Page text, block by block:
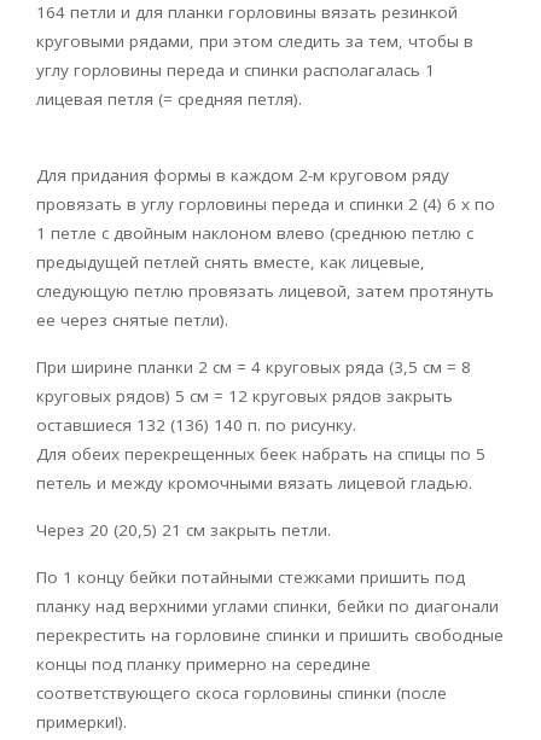
164 петли и для планки горловины вязать резинкой
круговыми рядами, при этом следить за тем, чтобы в
углу горловины переда и спинки располагалась 1
лицевая петля (= средняя петля).
Для придания формы в каждом 2-м круговом ряду
провязать в углу горловины переда и спинки 2 (4) 6 x по
1 петле с двойным наклоном влево (среднюю петлю с
предыдущей петлей снять вместе, как лицевые,
следующую петлю провязать лицевой, затем протянуть
ее через снятые петли).
При ширине планки 2 см = 4 круговых ряда (3,5 см = 8
круговых рядов) 5 см = 12 круговых рядов закрыть
оставшиеся 132 (136) 140 п. по рисунку.
Для обеих перекрещенных беек набрать на спицы по 5
петель и между кромочными вязать лицевой гладью.
Через 20 (20,5) 21 см закрыть петли.
По 1 концу бейки потайными стежками пришить под
планку над верхними углами спинки, бейки по диагонали
перекрестить на горловине спинки и пришить свободные
концы под планку примерно на середине
соответствующего скоса горловины спинки (после
примерки!).